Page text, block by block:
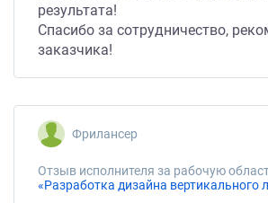
результата!
Спасибо за сотрудничество,
заказчика!
Фрилансер
Отзыв исполнителя за рабочую